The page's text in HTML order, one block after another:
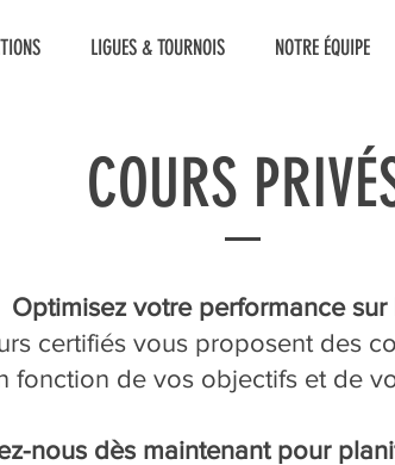
LIGUES & TOURNOIS NOTRE ÉQUIPE
COURS
Optimisez votre performance sur
certifiés vous proposent des
fonction de vos objectifs et de
nous dès maintenant pour